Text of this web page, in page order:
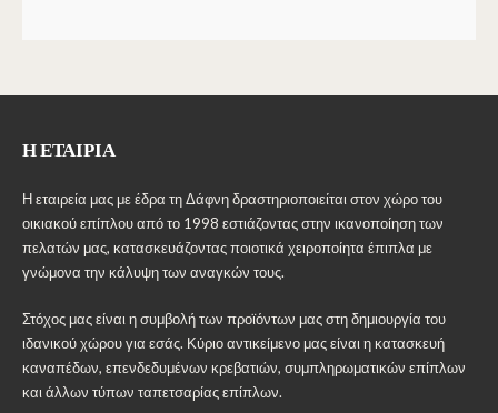
Η ΕΤΑΙΡΊΑ
Η εταιρεία μας με έδρα τη Δάφνη δραστηριοποιείται στον χώρο του
οικιακού επίπλου από το 1998 εστιάζοντας στην ικανοποίηση των
πελατών μας, κατασκευάζοντας ποιοτικά χειροποίητα έπιπλα με
γνώμονα την κάλυψη των αναγκών τους.
Στόχος μας είναι η συμβολή των προϊόντων μας στη δημιουργία του
ιδανικού χώρου για εσάς. Κύριο αντικείμενο μας είναι η κατασκευή
καναπέδων, επενδεδυμένων κρεβατιών, συμπληρωματικών επίπλων
και άλλων τύπων ταπετσαρίας επίπλων.